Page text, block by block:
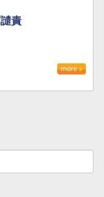
責